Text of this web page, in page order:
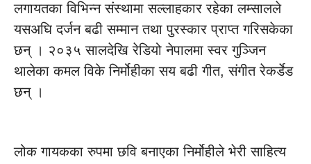
लगायतका विभिन्न संस्थामा सल्लाहकार रहेका लम्सालले
यसअघि दर्जन बढी सम्मान तथा पुरस्कार प्राप्त गरिसकेका
छन् । २०३५ सालदेखि रेडियो नेपालमा स्वर गुञ्जिन
थालेका कमल विके निर्मोहीका सय बढी गीत, संगीत रेकर्डेड
छन् ।
लोक गायकका रुपमा छवि बनाएका निर्मोहीले भेरी साहित्य